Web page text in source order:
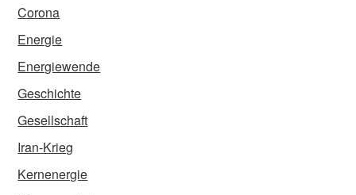
Corona
Energie
Energiewende
Geschichte
Gesellschaft
Iran-Krieg
Kernenergie